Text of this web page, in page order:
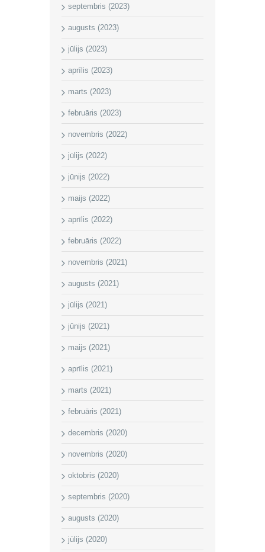
septembris (2023)
augusts (2023)
jūlijs (2023)
aprīlis (2023)
marts (2023)
februāris (2023)
novembris (2022)
jūlijs (2022)
jūnijs (2022)
maijs (2022)
aprīlis (2022)
februāris (2022)
novembris (2021)
augusts (2021)
jūlijs (2021)
jūnijs (2021)
maijs (2021)
aprīlis (2021)
marts (2021)
februāris (2021)
decembris (2020)
novembris (2020)
oktobris (2020)
septembris (2020)
augusts (2020)
jūlijs (2020)